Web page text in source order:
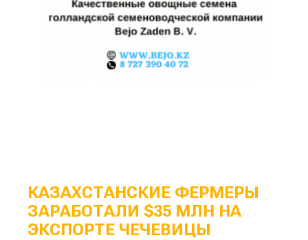
КАЗАХСТАНСКИЕ ФЕРМЕРЫ
ЗАРАБОТАЛИ $35 МЛН НА
ЭКСПОРТЕ ЧЕЧЕВИЦЫ